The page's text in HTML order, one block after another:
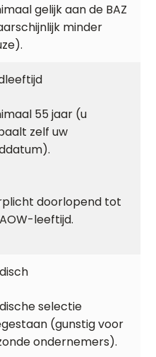
gelijk aan de BAZ
minder
55 jaar (u
zelf uw
doorlopend tot
leeftijd.
selectie
(gunstig voor
ondernemers).